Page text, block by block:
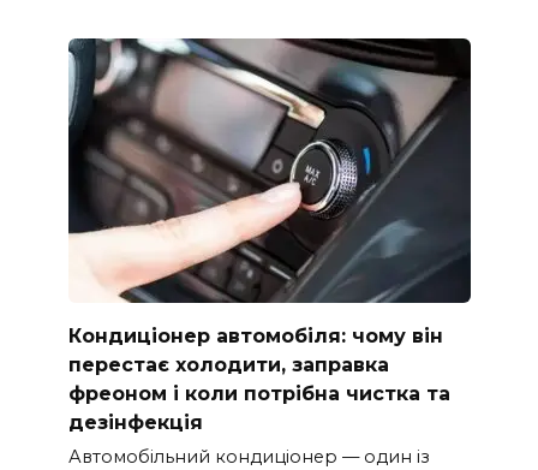
Кондиціонер автомобіля: чому він
перестає холодити, заправка
фреоном і коли потрібна чистка та
дезінфекція
Автомобільний кондиціонер — один із